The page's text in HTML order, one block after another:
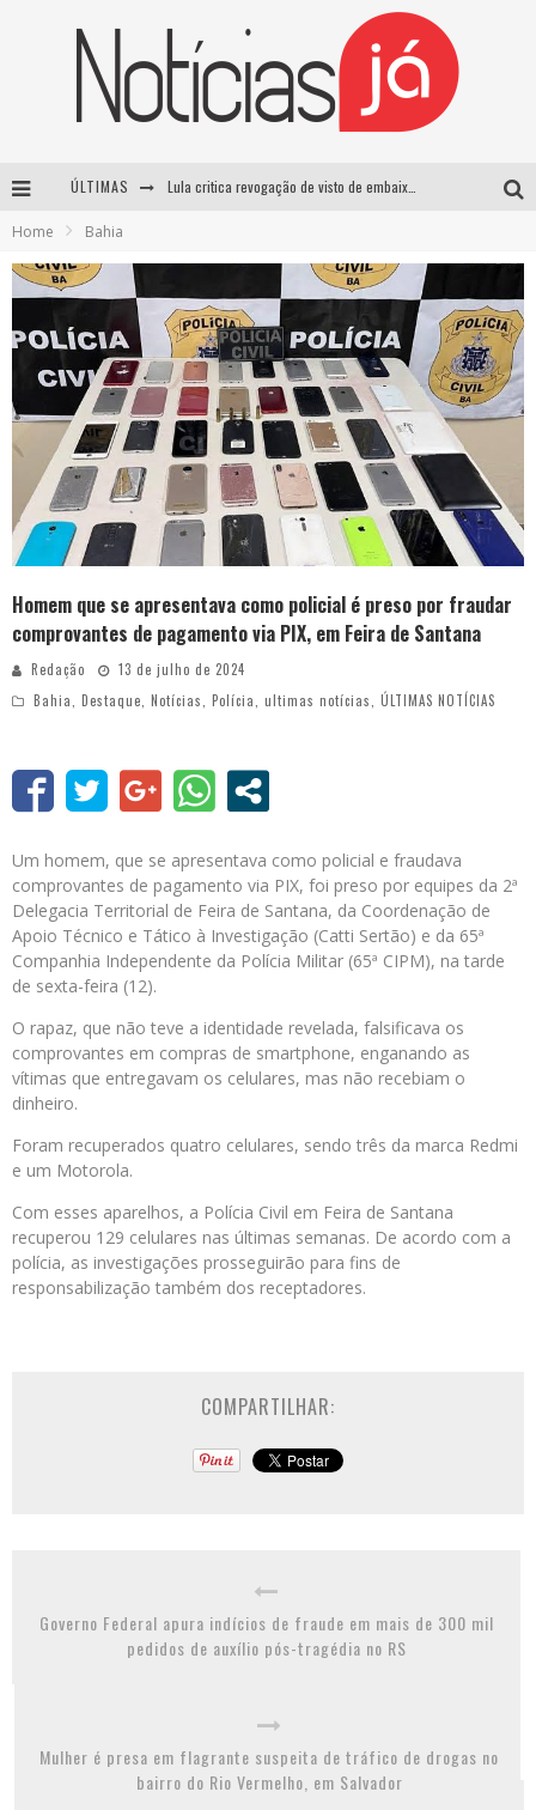
ÚLTIMAS Lula critica revogação de visto de embaixadora brasileira pelos EUA e chama medida de “irresponsável”
Luta entre Davi Brito e Rico Melquiades pode não acontecer após impasse sobre cachê
Home Bahia
Homem que se apresentava como policial é preso por fraudar
comprovantes de pagamento via PIX, em Feira de Santana
Redação
13 de julho de 2024
Bahia
Destaque Notícias Polícia ultimas notícias ÚLTIMAS NOTÍCIAS
Um homem, que se apresentava como policial e fraudava
comprovantes de pagamento via PIX, foi preso por equipes da 2ª
Delegacia Territorial de Feira de Santana, da Coordenação de
Apoio Técnico e Tático à Investigação (Catti Sertão) e da 65ª
Companhia Independente da Polícia Militar (65ª CIPM), na tarde
de sexta-feira (12).
O rapaz, que não teve a identidade revelada, falsificava os
comprovantes em compras de smartphone, enganando as
vítimas que entregavam os celulares, mas não recebiam o
dinheiro.
Foram recuperados quatro celulares, sendo três da marca Redmi
e um Motorola.
Com esses aparelhos, a Polícia Civil em Feira de Santana
recuperou 129 celulares nas últimas semanas. De acordo com a
polícia, as investigações prosseguirão para fins de
responsabilização também dos receptadores.
COMPARTILHAR:
Governo Federal apura indícios de fraude em mais de 300 mil
pedidos de auxílio pós-tragédia no RS
Mulher é presa em flagrante suspeita de tráfico de drogas no
bairro do Rio Vermelho, em Salvador